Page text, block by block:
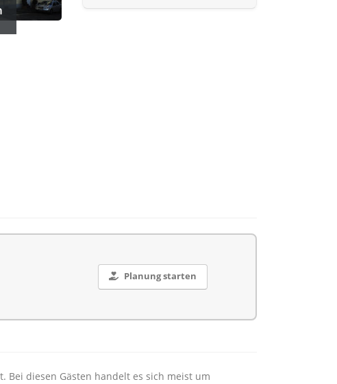
Planung starten
Bei diesen Gästen handelt es sich meist um